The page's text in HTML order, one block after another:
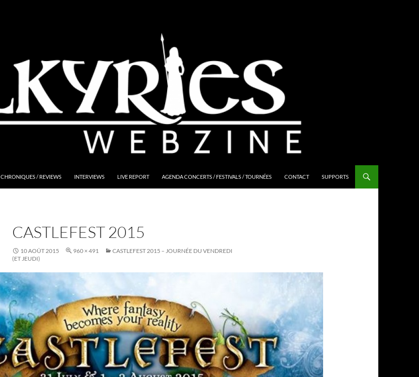
CHRONIQUES / REVIEWS INTERVIEWS LIVE REPORT AGENDA CONCERTS / FESTIVALS / TOURNÉES CONTACT SUPPORTS
CASTLEFEST 2015
10 AOÛT 2015 960 × 491
CASTLEFEST 2015 – JOURNÉE DU VENDREDI
(ET JEUDI)